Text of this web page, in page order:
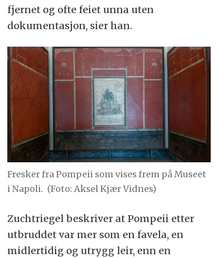
fjernet og ofte feiet unna uten
dokumentasjon, sier han.
Fresker fra Pompeii som vises frem på Museet
i Napoli. (Foto: Aksel Kjær Vidnes)
Zuchtriegel beskriver at Pompeii etter
utbruddet var mer som en favela, en
midlertidig og utrygg leir, enn en